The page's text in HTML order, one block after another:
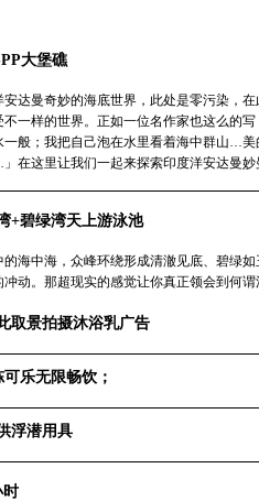
大堡礁
达曼奇妙的海底世界，此处是零污染，
一样的世界。正如一位名作家也这么的写
般；我把自己泡在水里看着海中群山…美
」在这里让我们一起来探索印度洋安达曼
+碧绿湾天上游泳池
海中海，众峰环绕形成清澈见底、碧绿
动。那超现实的感觉让你真正领会到何谓
取景拍摄沐浴乳广告
乐无限畅饮；
浮潜用具
时